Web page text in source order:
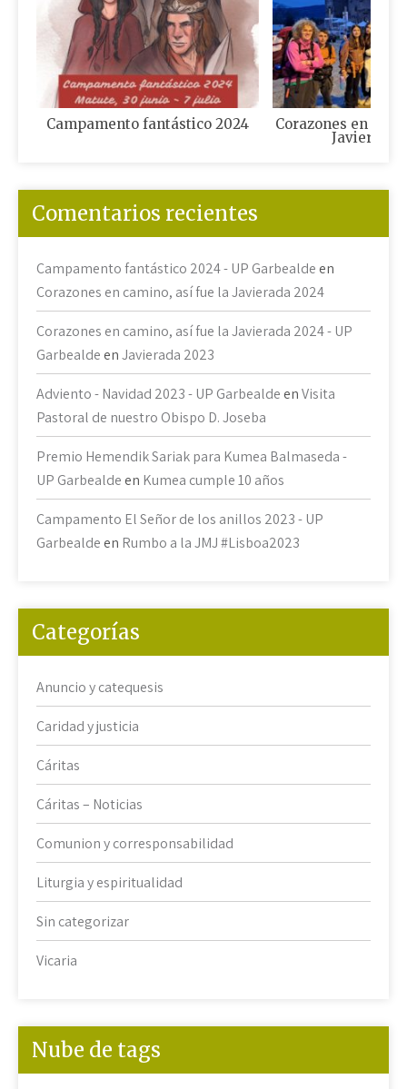
Campamento fantástico 2024 Corazones en
Javierada
Comentarios recientes
Campamento fantástico 2024 - UP Garbealdeen
Corazones en camino, así fue la Javierada 2024
Corazones en camino, así fue la Javierada 2024 - UP
GarbealdeenJavierada 2023
Adviento - Navidad 2023 - UP GarbealdeenVisita
Pastoral de nuestro Obispo D. Joseba
Premio Hemendik Sariak para Kumea Balmaseda -
UP Garbealdeen Kumea cumple 10 años
Campamento El Señor de los anillos 2023 - UP
Garbealdeen Rumbo a la JMJ #Lisboa2023
Categorías
Anuncio y catequesis
Caridad y justicia
Cáritas
Cáritas – Noticias
Comunion y corresponsabilidad
Liturgia y espiritualidad
Sin categorizar
Vicaria
Nube de tags